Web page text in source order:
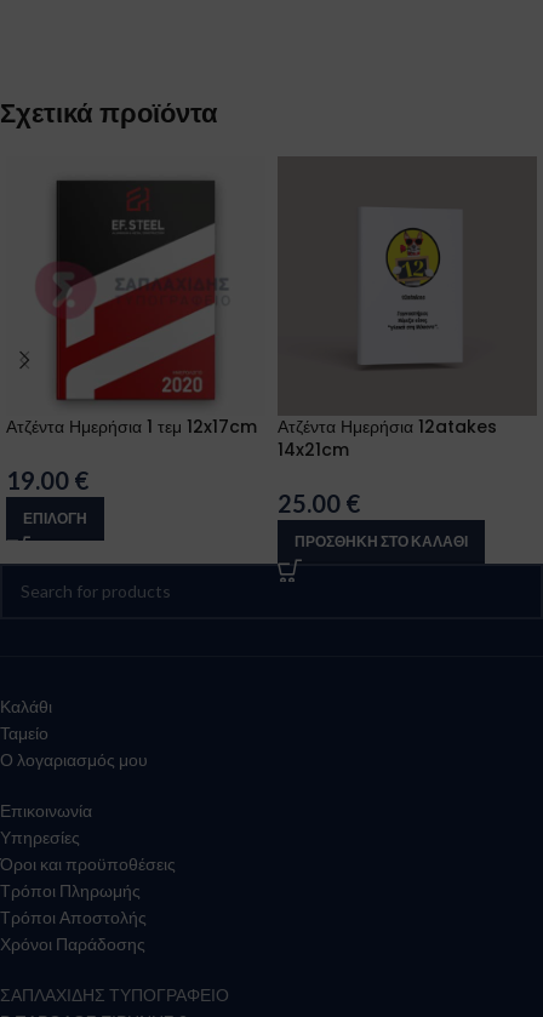
Σχετικά προϊόντα
Ατζέντα Ημερήσια 1 τεμ 12x17cm
19.00 €
ΕΠΙΛΟΓΉ
Ατζέντα Ημερήσια 12atakes
14x21cm
25.00 €
ΠΡΟΣΘΉΚΗ ΣΤΟ ΚΑΛΆΘΙ
Καλάθι
Ταμείο
Ο λογαριασμός μου
Επικοινωνία
Υπηρεσίες
Όροι και προϋποθέσεις
Τρόποι Πληρωμής
Τρόποι Αποστολής
Χρόνοι Παράδοσης
ΣΑΠΛΑΧΙΔΗΣ ΤΥΠΟΓΡΑΦΕΙΟ